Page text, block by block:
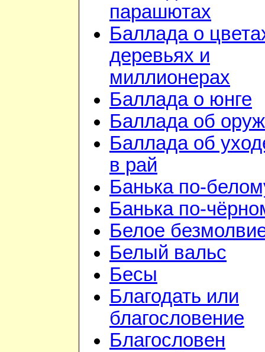
парашютах
Баллада о
деревьях и
миллионерах
Баллада о юнге
Баллада об
Баллада об
в рай
Банька по-
Банька по-
Белое
Белый вальс
Бесы
Благодать или
благословение
Благословен